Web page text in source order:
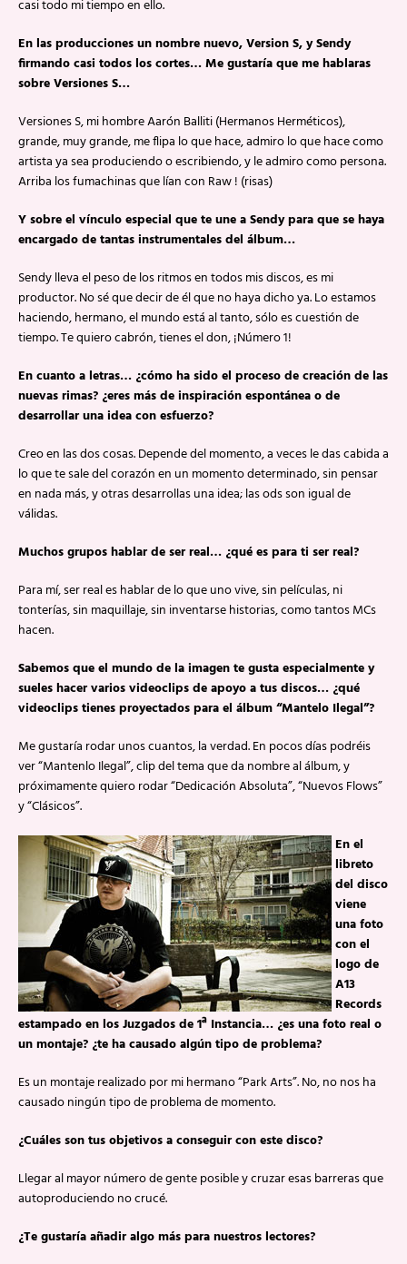
casi todo mi tiempo en ello.
En las producciones un nombre nuevo, Version S, y Sendy
firmando casi todos los cortes… Me gustaría que me hablaras
sobre Versiones S…
Versiones S, mi hombre Aarón Balliti (Hermanos Herméticos),
grande, muy grande, me flipa lo que hace, admiro lo que hace como
artista ya sea produciendo o escribiendo, y le admiro como persona.
Arriba los fumachinas que lían con Raw ! (risas)
Y sobre el vínculo especial que te une a Sendy para que se haya
encargado de tantas instrumentales del álbum…
Sendy lleva el peso de los ritmos en todos mis discos, es mi
productor. No sé que decir de él que no haya dicho ya. Lo estamos
haciendo, hermano, el mundo está al tanto, sólo es cuestión de
tiempo. Te quiero cabrón, tienes el don, ¡Número 1!
En cuanto a letras… ¿cómo ha sido el proceso de creación de las
nuevas rimas? ¿eres más de inspiración espontánea o de
desarrollar una idea con esfuerzo?
Creo en las dos cosas. Depende del momento, a veces le das cabida a
lo que te sale del corazón en un momento determinado, sin pensar
en nada más, y otras desarrollas una idea; las ods son igual de
válidas.
Muchos grupos hablar de ser real… ¿qué es para ti ser real?
Para mí, ser real es hablar de lo que uno vive, sin películas, ni
tonterías, sin maquillaje, sin inventarse historias, como tantos MCs
hacen.
Sabemos que el mundo de la imagen te gusta especialmente y
sueles hacer varios videoclips de apoyo a tus discos… ¿qué
videoclips tienes proyectados para el álbum “Mantelo Ilegal”?
Me gustaría rodar unos cuantos, la verdad. En pocos días podréis
ver “Mantenlo Ilegal”, clip del tema que da nombre al álbum, y
próximamente quiero rodar “Dedicación Absoluta”, “Nuevos Flows”
y “Clásicos”.
En el
libreto
del disco
viene
una foto
con el
logo de
A13
Records
estampado en los Juzgados de 1ª Instancia… ¿es una foto real o
un montaje? ¿te ha causado algún tipo de problema?
Es un montaje realizado por mi hermano “Park Arts”. No, no nos ha
causado ningún tipo de problema de momento.
¿Cuáles son tus objetivos a conseguir con este disco?
Llegar al mayor número de gente posible y cruzar esas barreras que
autoproduciendo no crucé.
¿Te gustaría añadir algo más para nuestros lectores?